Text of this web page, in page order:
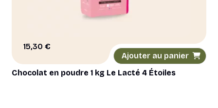
15,30 €
Ajouter au panier
Chocolat en poudre 1 kg Le Lacté 4 Étoiles